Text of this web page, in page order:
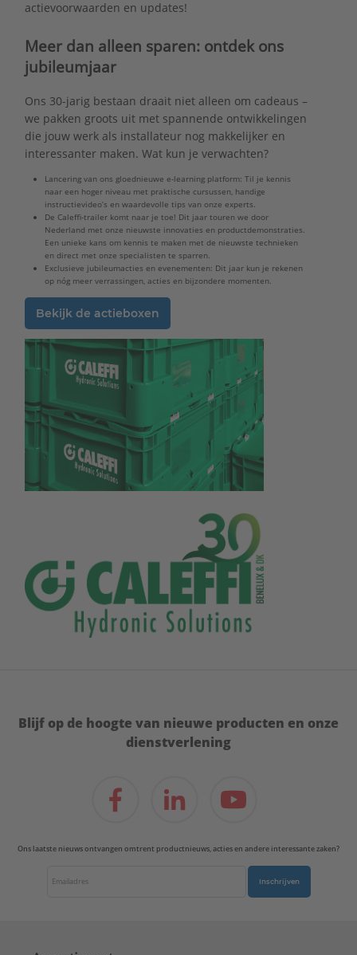
actievoorwaarden en updates!
Meer dan alleen sparen: ontdek ons
jubileumjaar
Ons 30-jarig bestaan draait niet alleen om cadeaus –
we pakken groots uit met spannende ontwikkelingen
die jouw werk als installateur nog makkelijker en
interessanter maken. Wat kun je verwachten?
Lancering van ons gloednieuwe e-learning platform: Til je kennis
naar een hoger niveau met praktische cursussen, handige
instructievideo’s en waardevolle tips van onze experts.
De Caleffi-trailer komt naar je toe! Dit jaar touren we door
Nederland met onze nieuwste innovaties en productdemonstraties.
Een unieke kans om kennis te maken met de nieuwste technieken
en direct met onze specialisten te sparren.
Exclusieve jubileumacties en evenementen: Dit jaar kun je rekenen
op nóg meer verrassingen, acties en bijzondere momenten.
Bekijk de actieboxen
Blijf op de hoogte van nieuwe producten en onze
dienstverlening
Ons laatste nieuws ontvangen omtrent productnieuws, acties en andere interessante zaken?
Inschrijven